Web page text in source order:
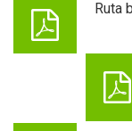
Ruta